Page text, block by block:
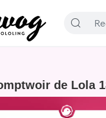
de Lola